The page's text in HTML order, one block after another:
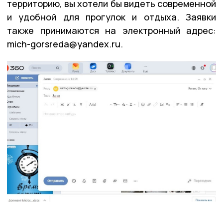
территорию, вы хотели бы видеть современной
и удобной для прогулок и отдыха. Заявки
также принимаются на электронный адрес:
mich-gorsreda@yandex.ru.